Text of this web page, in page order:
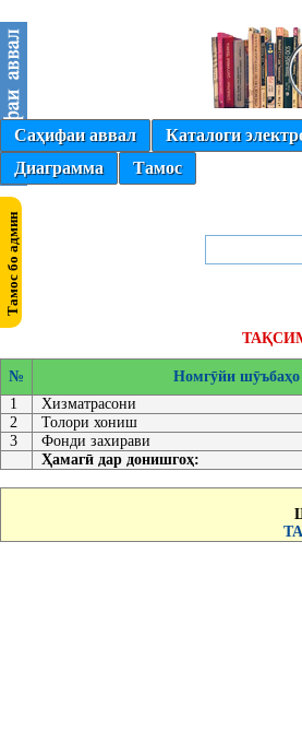
Саҳифаи аввал Каталоги
Диаграмма
Тамос
№ Номгӯйи шӯъбаҳо
1
Хизматрасони
2
Толори хониш
3
Фонди захирави
Ҳамагӣ дар донишгоҳ: